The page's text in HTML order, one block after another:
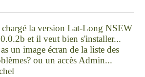
chargé la version Lat-Long NSEW
et il veut bien s'installer...
un image écran de la liste des
ou un accès Admin...